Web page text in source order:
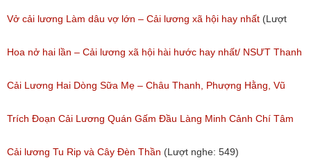
nghe: 473)
Vở cải lương Làm dâu vợ lớn – Cải lương xã hội hay nhất (Lượt
nghe: 383)
Hoa nở hai lần – Cải lương xã hội hài hước hay nhất/ NSƯT Thanh
Ngân, NSƯT Vũ Linh
(Lượt nghe: 191)
Cải Lương Hai Dòng Sữa Mẹ – Châu Thanh, Phượng Hằng, Vũ
Minh Vương, Linh Vương, Phương Hồng Thủy
(Lượt nghe: 609)
Trích Đoạn Cải Lương Quán Gấm Đầu Làng Minh Cảnh Chí Tâm
(Lượt nghe: 285)
Cải lương Tu Rip và Cây Đèn Thần (Lượt nghe: 549)